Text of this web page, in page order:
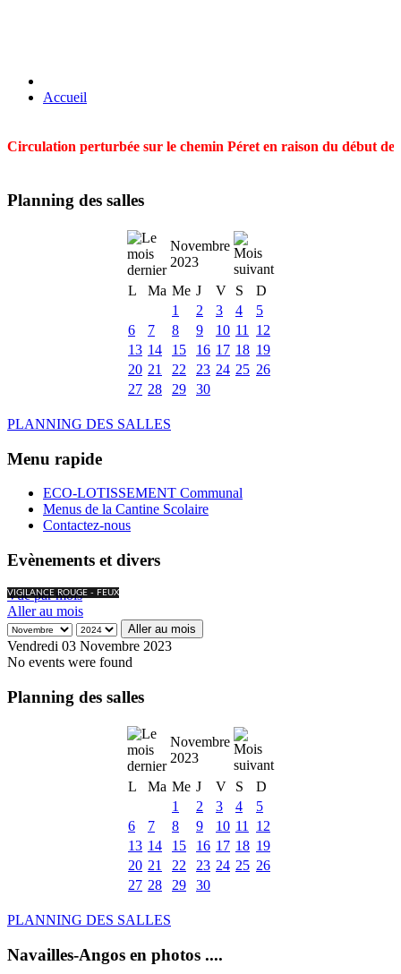
Accueil
Circulation perturbée sur le chemin Péret en raison du début
Planning des salles
Novembre
2023
L
Ma Me J V S
D
1
2 3 4
5
6
7 8 9 10 11
12
13 14 15 16 17 18 19
20 21 22 23 24 25 26
27 28 29 30
PLANNING DES SALLES
Menu rapide
ECO-LOTISSEMENT Communal
Menus de la Cantine Scolaire
Contactez-nous
Evènements et divers
VIGILANCE ROUGE - FEUX
Vue par mois
Aller au mois
Aller au mois
Vendredi 03 Novembre 2023
No events were found
Planning des salles
Novembre
2023
L
Ma Me J V S
D
1
2 3 4
5
6
7 8 9 10 11
12
13 14 15 16 17 18 19
20 21 22 23 24 25 26
27 28 29 30
PLANNING DES SALLES
Navailles-Angos en photos ....